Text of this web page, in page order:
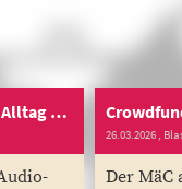
Podcast SRF über Sondersprachen im Alltag vom 12. Mai 2026
26.03.2026,
Der MäC